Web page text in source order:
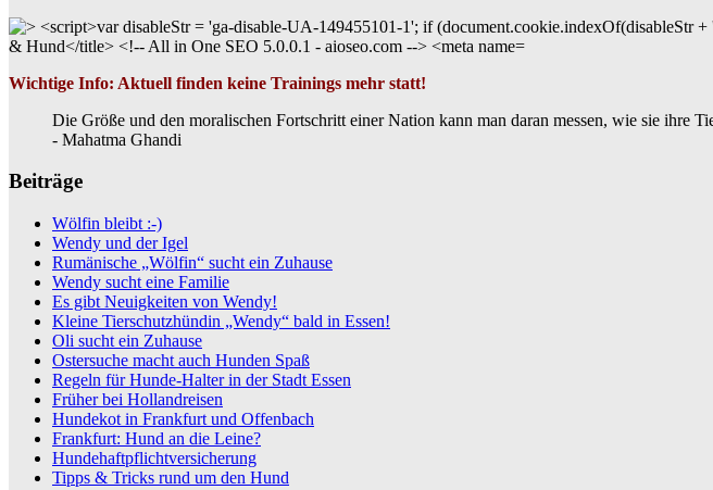
Wichtige Info: Aktuell finden keine Trainings mehr statt!
Die Größe und den moralischen Fortschritt einer Nation kann man daran messen, wie sie ihre
- Mahatma Ghandi
Beiträge
Wölfin bleibt :-)
Wendy und der Igel
Rumänische „Wölfin“ sucht ein Zuhause
Wendy sucht eine Familie
Es gibt Neuigkeiten von Wendy!
Kleine Tierschutzhündin „Wendy“ bald in Essen!
Oli sucht ein Zuhause
Ostersuche macht auch Hunden Spaß
Regeln für Hunde-Halter in der Stadt Essen
Früher bei Hollandreisen
Hundekot in Frankfurt und Offenbach
Frankfurt: Hund an die Leine?
Hundehaftpflichtversicherung
Tipps & Tricks rund um den Hund